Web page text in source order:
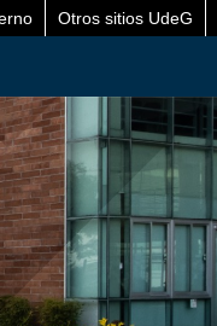
Otros sitios UdeG